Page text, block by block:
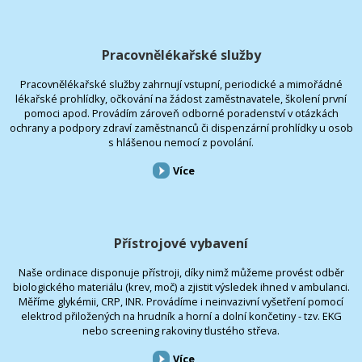
Pracovnělékařské služby
Pracovnělékařské služby zahrnují vstupní, periodické a mimořádné
lékařské prohlídky, očkování na žádost zaměstnavatele, školení první
pomoci apod. Provádím zároveň odborné poradenství v otázkách
ochrany a podpory zdraví zaměstnanců či dispenzární prohlídky u osob
s hlášenou nemocí z povolání.
Více
Přístrojové vybavení
Naše ordinace disponuje přístroji, díky nimž můžeme provést odběr
biologického materiálu (krev, moč) a zjistit výsledek ihned v ambulanci.
Měříme glykémii, CRP, INR. Provádíme i neinvazivní vyšetření pomocí
elektrod přiložených na hrudník a horní a dolní končetiny - tzv. EKG
nebo screening rakoviny tlustého střeva.
Více